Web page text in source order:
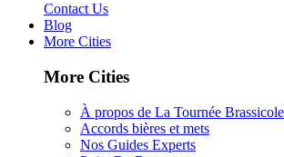
Contact Us
Blog
More Cities
More Cities
À propos de La Tournée Brassicole
Accords bières et mets
Nos Guides Experts